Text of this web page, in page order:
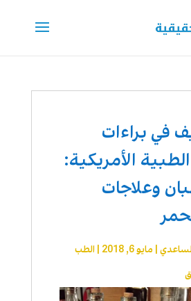
في براءات
الأمريكية:
وعلاجات
| مايو 6, 2018
الطب